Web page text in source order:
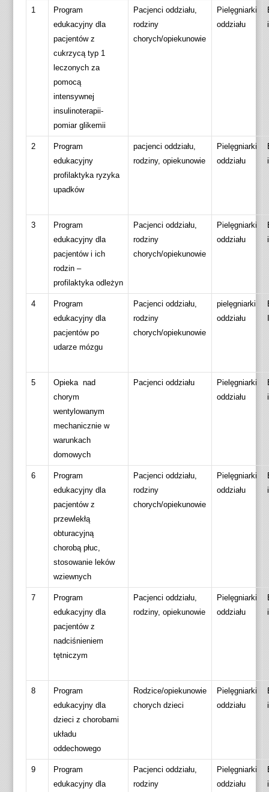
1
Program
edukacyjny dla
pacjentów z
cukrzycą typ 1
leczonych za
pomocą
intensywnej
insulinoterapii-
pomiar glikemii
Pacjenci oddziału,
rodziny
chorych/opiekunowie
Pielęgniarki
oddziału
2
Program
edukacyjny
profilaktyka ryzyka
upadków
pacjenci oddziału,
rodziny, opiekunowie
Pielęgniarki
oddziału
3
Program
edukacyjny dla
pacjentów i ich
rodzin –
profilaktyka odleżyn
Pacjenci oddziału,
rodziny
chorych/opiekunowie
Pielęgniarki
oddziału
4
Program
edukacyjny dla
pacjentów po
udarze mózgu
Pacjenci oddziału,
rodziny
chorych/opiekunowie
pielęgniarki
oddziału
5
Opieka nad
chorym
wentylowanym
mechanicznie w
warunkach
domowych
Pacjenci oddziału
Pielęgniarki
oddziału
6
Program
edukacyjny dla
pacjentów z
przewlekłą
obturacyjną
chorobą płuc,
stosowanie leków
wziewnych
Pacjenci oddziału,
rodziny
chorych/opiekunowie
Pielęgniarki
oddziału
7
Program
edukacyjny dla
pacjentów z
nadciśnieniem
tętniczym
Pacjenci oddziału,
rodziny, opiekunowie
Pielęgniarki
oddziału
8
Program
edukacyjny dla
dzieci z chorobami
układu
oddechowego
Rodzice/opiekunowie
chorych dzieci
Pielęgniarki
oddziału
9
Program
edukacyjny dla
Pacjenci oddziału,
rodziny
Pielęgniarki
oddziału